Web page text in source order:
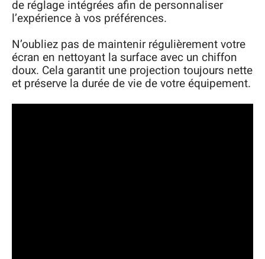
de réglage intégrées afin de personnaliser
l’expérience à vos préférences.
N’oubliez pas de maintenir régulièrement votre
écran en nettoyant la surface avec un chiffon
doux. Cela garantit une projection toujours nette
et préserve la durée de vie de votre équipement.